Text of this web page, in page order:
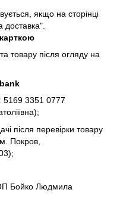
якщо на сторінці
доставка".
товару після огляду на
5169 3351 0777
після перевірки товару
Покров,
Бойко Людмила